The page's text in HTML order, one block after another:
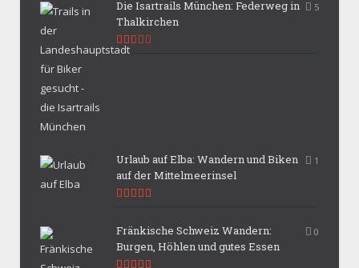
5
Die Isartrails München: Federweg in
Thalkirchen
1
Urlaub auf Elba: Wandern und Biken
auf der Mittelmeerinsel
0
Fränkische Schweiz Wandern:
Burgen, Höhlen und gutes Essen